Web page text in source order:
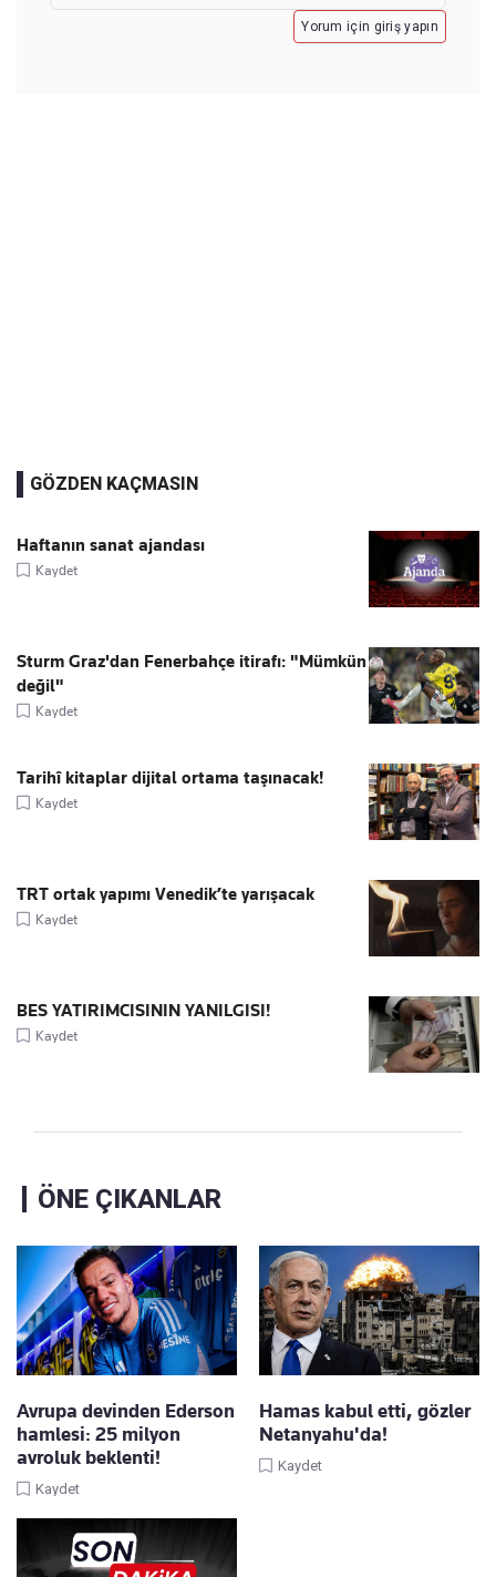
Yorum için giriş yapın
GÖZDEN KAÇMASIN
Haftanın sanat ajandası
Kaydet
Sturm Graz'dan Fenerbahçe itirafı: "Mümkün
değil"
Kaydet
Tarihî kitaplar dijital ortama taşınacak!
Kaydet
TRT ortak yapımı Venedik’te yarışacak
Kaydet
BES YATIRIMCISININ YANILGISI!
Kaydet
ÖNE ÇIKANLAR
Avrupa devinden Ederson
hamlesi: 25 milyon
avroluk beklenti!
Kaydet
Hamas kabul etti, gözler
Netanyahu'da!
Kaydet